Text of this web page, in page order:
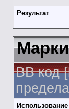
Результат
BB код
Использование